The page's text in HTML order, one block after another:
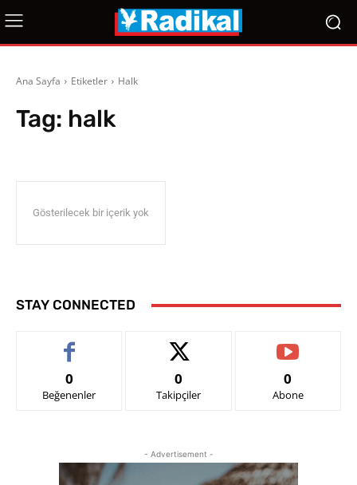
Ana Sayfa Etiketler Halk
Tag: halk
Gösterilecek bir içerik yok
STAY CONNECTED
0
Beğenenler
0
Takipçiler
0
Abone
- Advertisement -